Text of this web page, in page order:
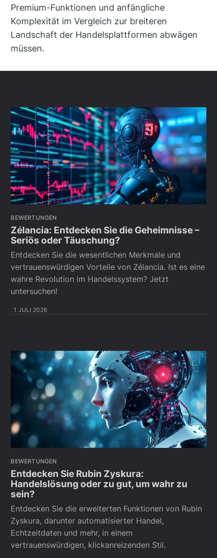
Premium-Funktionen und anfängliche
Komplexität im Vergleich zur breiteren
Landschaft der Handelsplattformen abwägen
müssen.
BEWERTUNGEN
Zélancia: Entdecken Sie die Geheimnisse –
Seriös oder Täuschung?
Entdecken Sie die wesentlichen Merkmale und
vertrauenswürdigen Vorteile von Zélancia. Ist es eine
wahre Revolution im Handelssystem? Jetzt
untersuchen!
1 JULI 2026
BEWERTUNGEN
Entdecken Sie Rubin Zyskura:
Handelslösung oder zu gut, um wahr zu
sein?
Entdecken Sie die erweiterten Funktionen von Rubin
Zyskura, darunter automatisierter Handel,
Echtzeitdaten und mehr, in einem
vertrauenswürdigen, klickanreizenden Stil.